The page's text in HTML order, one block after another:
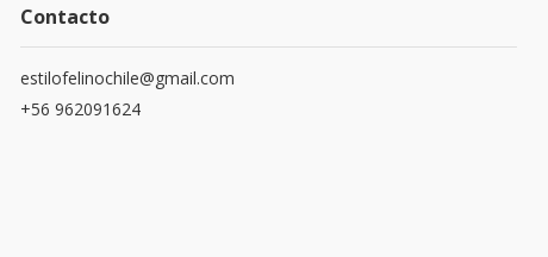
Contacto
estilofelinochile@gmail.com
+56 962091624